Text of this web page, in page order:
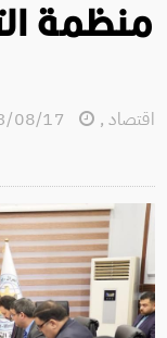
منظمة
اقتصاد,